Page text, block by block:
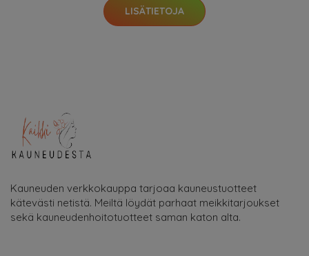
LISÄTIETOJA
Kauneuden verkkokauppa tarjoaa kauneustuotteet
kätevästi netistä. Meiltä löydät parhaat meikkitarjoukset
sekä kauneudenhoitotuotteet saman katon alta.